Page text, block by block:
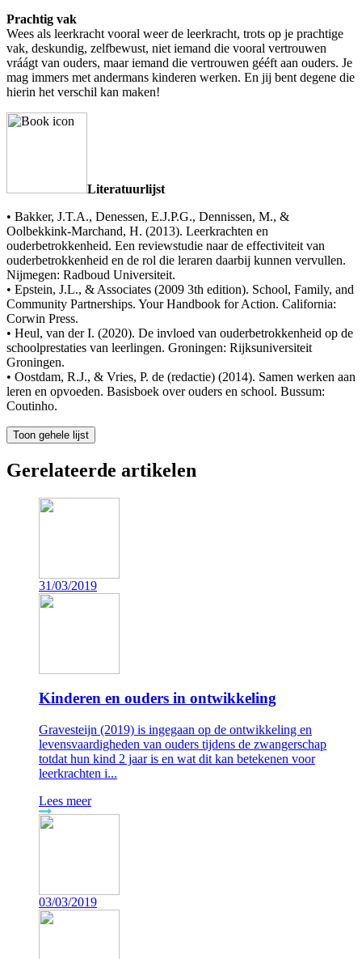
Prachtig vak
Wees als leerkracht vooral weer de leerkracht, trots op je prachtige
vak, deskundig, zelfbewust, niet iemand die vooral vertrouwen
vráágt van ouders, maar iemand die vertrouwen gééft aan ouders. Je
mag immers met andermans kinderen werken. En jij bent degene die
hierin het verschil kan maken!
Literatuurlijst
• Bakker, J.T.A., Denessen, E.J.P.G., Dennissen, M., &
Oolbekkink-Marchand, H. (2013). Leerkrachten en
ouderbetrokkenheid. Een reviewstudie naar de effectiviteit van
ouderbetrokkenheid en de rol die leraren daarbij kunnen vervullen.
Nijmegen: Radboud Universiteit.
• Epstein, J.L., & Associates (2009 3th edition). School, Family, and
Community Partnerships. Your Handbook for Action. California:
Corwin Press.
• Heul, van der I. (2020). De invloed van ouderbetrokkenheid op de
schoolprestaties van leerlingen. Groningen: Rijksuniversiteit
Groningen.
• Oostdam, R.J., & Vries, P. de (redactie) (2014). Samen werken aan
leren en opvoeden. Basisboek over ouders en school. Bussum:
Coutinho.
Toon gehele lijst
Gerelateerde artikelen
31/03/2019
Kinderen en ouders in ontwikkeling
Gravesteijn (2019) is ingegaan op de ontwikkeling en
levensvaardigheden van ouders tijdens de zwangerschap
totdat hun kind 2 jaar is en wat dit kan betekenen voor
leerkrachten i...
Lees meer
03/03/2019